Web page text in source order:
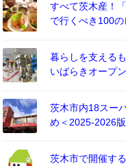
すべて茨木産！
で行くべき100
暮らしを支える
いばらきオープ
茨木市内18スー
め＜2025-2026版
茨木市で開催す